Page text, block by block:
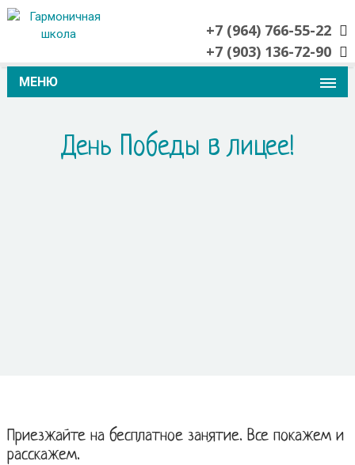
+7 (964) 766-55-22
+7 (903) 136-72-90
МЕНЮ
День Победы в лицее!
Приезжайте на бесплатное занятие. Все покажем и
расскажем.